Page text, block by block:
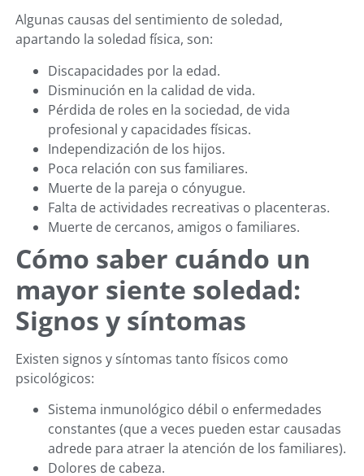
Algunas causas del sentimiento de soledad,
apartando la soledad física, son:
Discapacidades por la edad.
Disminución en la calidad de vida.
Pérdida de roles en la sociedad, de vida
profesional y capacidades físicas.
Independización de los hijos.
Poca relación con sus familiares.
Muerte de la pareja o cónyugue.
Falta de actividades recreativas o placenteras.
Muerte de cercanos, amigos o familiares.
Cómo saber cuándo un
mayor siente soledad:
Signos y síntomas
Existen signos y síntomas tanto físicos como
psicológicos:
Sistema inmunológico débil o enfermedades
constantes (que a veces pueden estar causadas
adrede para atraer la atención de los familiares).
Dolores de cabeza.